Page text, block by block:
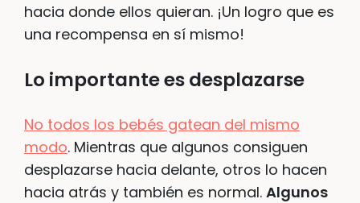
hacia donde ellos quieran. ¡Un logro que es
una recompensa en sí mismo!
Lo importante es desplazarse
No todos los bebés gatean del mismo
modo. Mientras que algunos consiguen
desplazarse hacia delante, otros lo hacen
hacia atrás y también es normal. Algunos